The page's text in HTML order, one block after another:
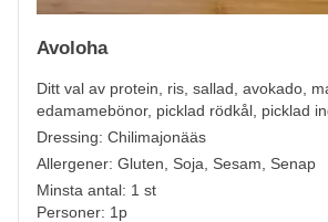
Avoloha
Ditt val av protein, ris, sallad, avokado,
edamamebönor, picklad rödkål, picklad
Dressing: Chilimajonääs
Allergener: Gluten, Soja, Sesam, Senap
Minsta antal: 1 st
Personer: 1p